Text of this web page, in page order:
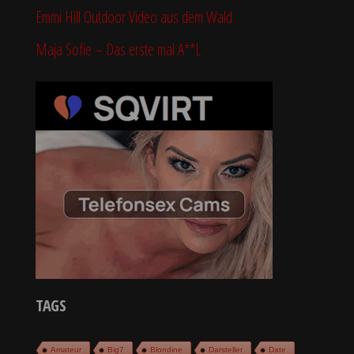
Emmi Hill Outdoor Video aus dem Wald
Maja Sofie – Das erste mal A**L
TAGS
Amateur Big7 Blondine Darsteller Date